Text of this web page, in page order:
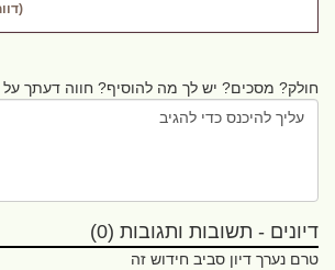
חולק? מסכים? יש לך מה להוסיף? חווה דעתך על
דיונים - תשובות ותגובות (0)
טרם נערך דיון סביב חידוש זה